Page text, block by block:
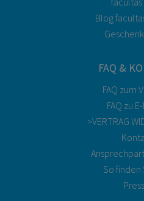
Blog
FAQ &
FAQ zum
FAQ zu
>VERTRAG
So finden